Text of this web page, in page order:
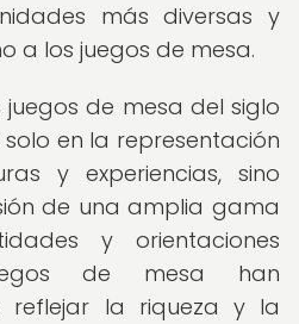
más diversas y
a los juegos de mesa.
de mesa del siglo
solo en la representación
y experiencias, sino
de una amplia gama
y orientaciones
de mesa han
reflejar la riqueza y la